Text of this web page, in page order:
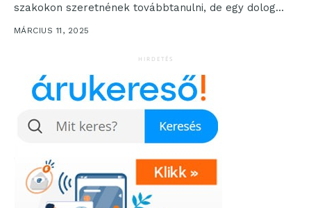
szakokon szeretnének továbbtanulni, de egy dolog
biztos: bármilyen pályát is választ valaki,...
MÁRCIUS 11, 2025
HIRDETÉS